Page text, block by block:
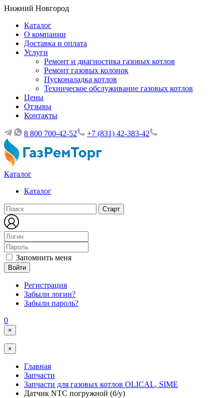
Нижний Новгород
Каталог
О компании
Доставка и оплата
Услуги
Ремонт и диагностика газовых котлов
Ремонт газовых колонок
Пусконаладка котлов
Техническое обслуживание газовых котлов
Цены
Отзывы
Контакты
8 800 700-42-52 +7 (831) 42-383-42
Каталог
Каталог
Запомнить меня
Войти
Регистрация
Забыли логин?
Забыли пароль?
0
×
×
Главная
Запчасти
Запчасти для газовых котлов OLICAL, SIME
Датчик NTC погружной (б/у)